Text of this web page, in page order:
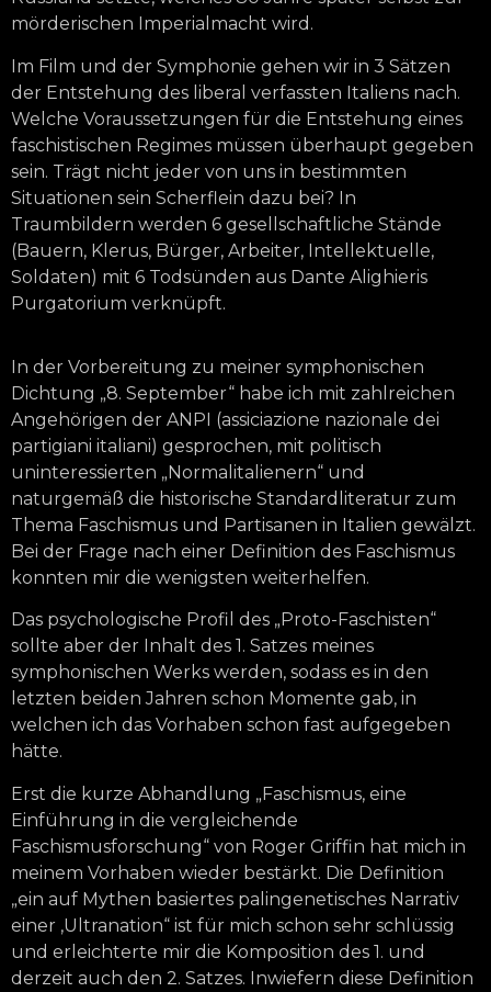
mörderischen Imperialmacht wird.
Im Film und der Symphonie gehen wir in 3 Sätzen
der Entstehung des liberal verfassten Italiens nach.
Welche Voraussetzungen für die Entstehung eines
faschistischen Regimes müssen überhaupt gegeben
sein. Trägt nicht jeder von uns in bestimmten
Situationen sein Scherflein dazu bei? In
Traumbildern werden 6 gesellschaftliche Stände
(Bauern, Klerus, Bürger, Arbeiter, Intellektuelle,
Soldaten) mit 6 Todsünden aus Dante Alighieris
Purgatorium verknüpft.
In der Vorbereitung zu meiner symphonischen
Dichtung „8. September“ habe ich mit zahlreichen
Angehörigen der ANPI (assiciazione nazionale dei
partigiani italiani) gesprochen, mit politisch
uninteressierten „Normalitalienern“ und
naturgemäß die historische Standardliteratur zum
Thema Faschismus und Partisanen in Italien gewälzt.
Bei der Frage nach einer Definition des Faschismus
konnten mir die wenigsten weiterhelfen.
Das psychologische Profil des „Proto-Faschisten“
sollte aber der Inhalt des 1. Satzes meines
symphonischen Werks werden, sodass es in den
letzten beiden Jahren schon Momente gab, in
welchen ich das Vorhaben schon fast aufgegeben
hätte.
Erst die kurze Abhandlung „Faschismus, eine
Einführung in die vergleichende
Faschismusforschung“ von Roger Griffin hat mich in
meinem Vorhaben wieder bestärkt. Die Definition
„ein auf Mythen basiertes palingenetisches Narrativ
einer ‚Ultranation“ ist für mich schon sehr schlüssig
und erleichterte mir die Komposition des 1. und
derzeit auch den 2. Satzes. Inwiefern diese Definition